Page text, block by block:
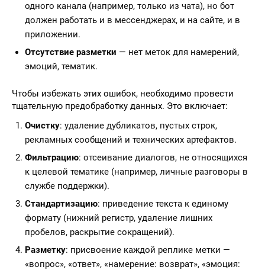
одного канала (например, только из чата), но бот
должен работать и в мессенджерах, и на сайте, и в
приложении.
Отсутствие разметки — нет меток для намерений,
эмоций, тематик.
Чтобы избежать этих ошибок, необходимо провести
тщательную предобработку данных. Это включает:
Очистку: удаление дубликатов, пустых строк,
рекламных сообщений и технических артефактов.
Фильтрацию: отсеивание диалогов, не относящихся
к целевой тематике (например, личные разговоры в
службе поддержки).
Стандартизацию: приведение текста к единому
формату (нижний регистр, удаление лишних
пробелов, раскрытие сокращений).
Разметку: присвоение каждой реплике метки —
«вопрос», «ответ», «намерение: возврат», «эмоция: